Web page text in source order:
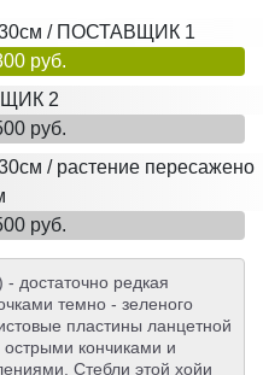
30см / ПОСТАВЩИК 1
руб.
2
руб.
/ растение пересажено
руб.
достаточно редкая
темно - зеленого
пластины ланцетной
кончиками и
Стебли этой хойи